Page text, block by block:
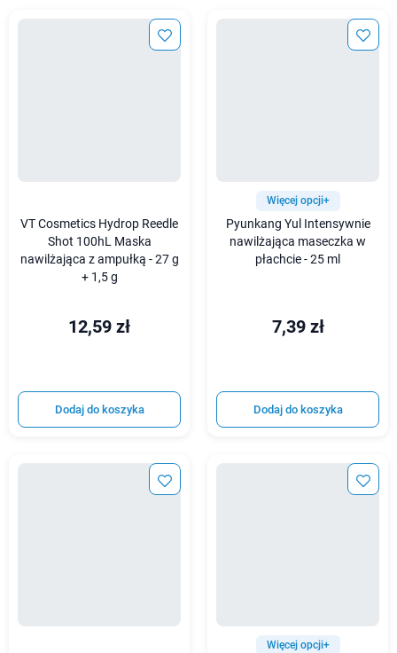
VT Cosmetics Hydrop Reedle
Shot 100hL Maska
nawilżająca z ampułką - 27 g
+ 1,5 g
12,59 zł
Dodaj do koszyka
Więcej opcji+
Pyunkang Yul Intensywnie
nawilżająca maseczka w
płachcie - 25 ml
7,39 zł
Dodaj do koszyka
Więcej opcji+